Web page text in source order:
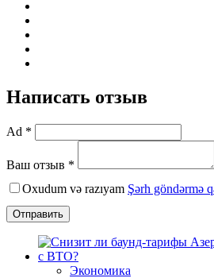
Написать отзыв
Ad *
Ваш отзыв *
Oxudum və razıyam Şərh göndərmə
Отправить
Экономика